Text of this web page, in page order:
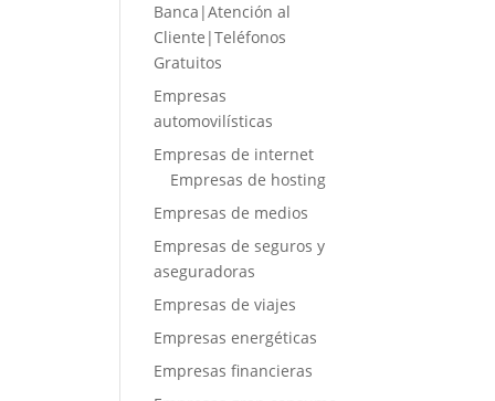
Banca|Atención al
Cliente|Teléfonos
Gratuitos
Empresas
automovilísticas
Empresas de internet
Empresas de hosting
Empresas de medios
Empresas de seguros y
aseguradoras
Empresas de viajes
Empresas energéticas
Empresas financieras